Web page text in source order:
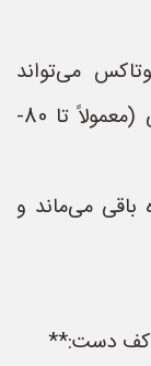
می‌تواند
تعریق کف دست را به طور قابل توجهی (معمولاً تا 80-
معمولاً بین 4 تا 6 ماه باقی می‌ماند و
کف دست:**